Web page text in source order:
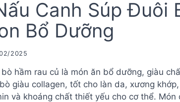
Canh Súp Đuôi
Bổ Dưỡng
2025
hầm rau củ là món ăn bổ dưỡng, giàu
giàu collagen, tốt cho làn da, xương
và khoáng chất thiết yếu cho cơ thể. Món